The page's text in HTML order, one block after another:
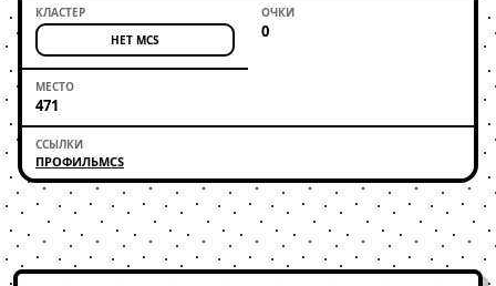
НЕТ MCS 0
471
ПРОФИЛЬMCS